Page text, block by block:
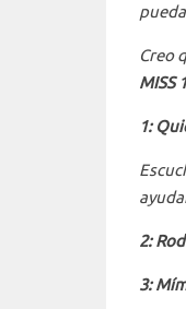
Creo
MISS
1:
2:
3: